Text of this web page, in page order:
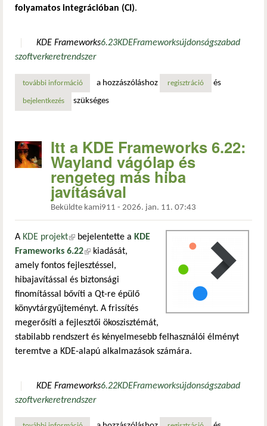
folyamatos integrációban (CI).
KDE Frameworks6.23KDEFrameworksújdonságszabad
szoftverkeretrendszer
további információkde frameworks 6.23: átfogó hibajavítások a főbb
a hozzászóláshoz regisztráció és
bejelentkezés szükséges
Itt a KDE Frameworks 6.22:
Wayland vágólap és
rengeteg más hiba
javításával
Beküldte kami911 - 2026. jan. 11. 07:43
A KDE projekt(külső hivatkozás)
bejelentette a KDE
Frameworks 6.22(külső hivatkozás)
kiadását,
amely fontos fejlesztéssel,
hibajavítással és biztonsági
finomítással bővíti a Qt-re épülő
könyvtárgyűjteményt. A frissítés
megerősíti a fejlesztői ökoszisztémát,
stabilabb rendszert és kényelmesebb felhasználói élményt
teremtve a KDE-alapú alkalmazások számára.
KDE Frameworks6.22KDEFrameworksújdonságszabad
szoftverkeretrendszer